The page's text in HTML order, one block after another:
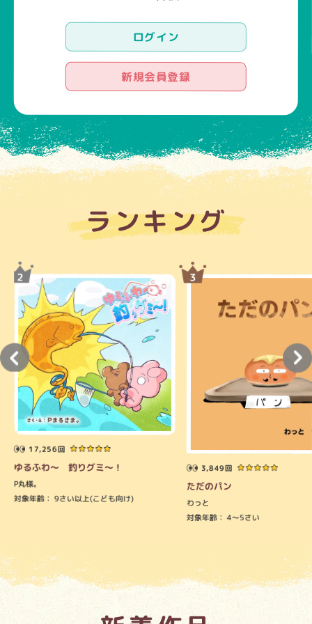
ログイン
新規会員登録
ランキング
17,256回
ゆるふわ～ 釣りグミ～！
P丸様。
対象年齢： 9さい以上(こども向け)
3,849回
ただのパン
わっと
対象年齢：4～5さい